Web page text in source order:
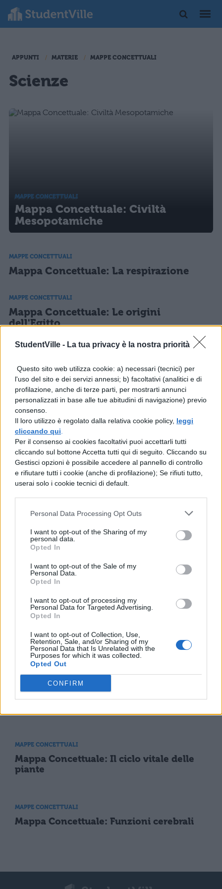
StudentVille - La tua privacy è la nostra priorità
Questo sito web utilizza cookie: a) necessari (tecnici) per
l'uso del sito e dei servizi annessi; b) facoltativi (analitici e di
profilazione, anche di terze parti, per mostrarti annunci
personalizzati in base alle tue abitudini di navigazione) previo
consenso.
Il loro utilizzo è regolato dalla relativa cookie policy, leggi
cliccando qui
Per il consenso ai cookies facoltativi puoi accettarli tutti
cliccando sul bottone Accetta tutti qui di seguito. Cliccando su
Gestisci opzioni è possibile accedere al pannello di controllo
e rifiutare tutti i cookie (anche di profilazione); Se rifiuti tutto,
userai solo i cookie tecnici di default.
Personal Data Processing Opt Outs
I want to opt-out of the Sharing of my
personal data.
Opted In
I want to opt-out of the Sale of my
Personal Data.
Opted In
I want to opt-out of processing my
Personal Data for Targeted Advertising.
Opted In
I want to opt-out of Collection, Use,
Retention, Sale, and/or Sharing of my
Personal Data that Is Unrelated with the
Purposes for which it was collected.
Opted Out
CONFIRM
APPUNTI MATERIE MAPPE CONCETTUALI
Scienze
MAPPE CONCETTUALI
Mappa Concettuale: Civiltà
Mesopotamiche
MAPPE CONCETTUALI
Mappa Concettuale: La respirazione
MAPPE CONCETTUALI
Mappa Concettuale: Le origini
dell'Egitto
MAPPE CONCETTUALI
Mappa Concettuale: Le ghiandole
endocrine
MAPPE CONCETTUALI
Mappa Concettuale: Fotosintesi
Clorofilliana
(scienze)
Mappa Concettuale: Connessioni
Sinaptiche
MAPPE CONCETTUALI
Linea del tempo: preistoria - Mappa
Concettuale
MAPPE CONCETTUALI
Mappa Concettuale: I neuroni cellule
MAPPE CONCETTUALI
Mappa Concettuale: Il ciclo vitale delle
piante
MAPPE CONCETTUALI
Mappa Concettuale: Funzioni cerebrali